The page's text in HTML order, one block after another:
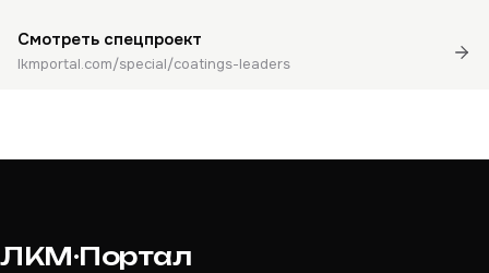
Смотреть спецпроект
lkmportal.com/special/coatings-leaders
ЛКМ·Портал